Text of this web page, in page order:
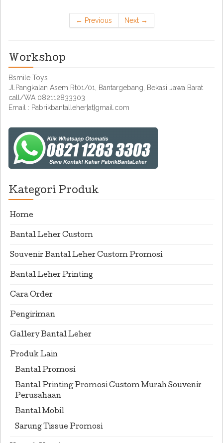
← Previous Next →
Workshop
Bsmile Toys
Jl.Pangkalan Asem Rt01/01, Bantargebang, Bekasi Jawa Barat
call/WA 082112833303
Email : Pabrikbantalleher[at]gmail.com
Kategori Produk
Home
Bantal Leher Custom
Souvenir Bantal Leher Custom Promosi
Bantal Leher Printing
Cara Order
Pengiriman
Gallery Bantal Leher
Produk Lain
Bantal Promosi
Bantal Printing Promosi Custom Murah Souvenir
Perusahaan
Bantal Mobil
Sarung Tissue Promosi